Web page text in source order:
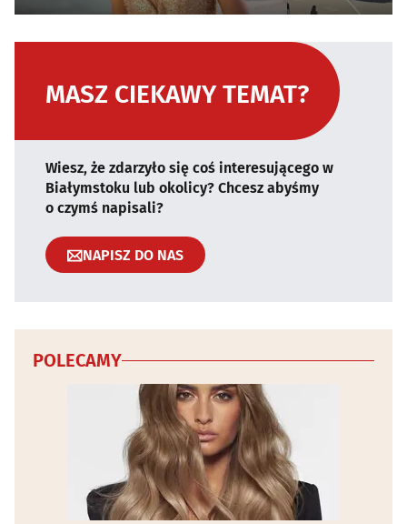
MASZ CIEKAWY TEMAT?
Wiesz, że zdarzyło się coś interesującego w
Białymstoku lub okolicy? Chcesz abyśmy
o czymś napisali?
NAPISZ DO NAS
POLECAMY